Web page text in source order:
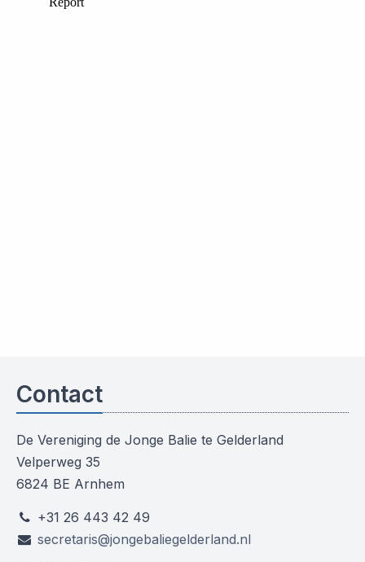
Contact
De Vereniging de Jonge Balie te Gelderland
Velperweg 35
6824 BE Arnhem
+31 26 443 42 49
secretaris@jongebaliegelderland.nl